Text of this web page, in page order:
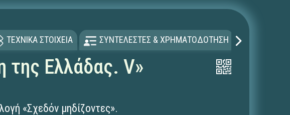
ΤΕΧΝΙΚΑ ΣΤΟΙΧΕΙΑ ΣΥΝΤΕΛΕΣΤΕΣ & ΧΡΗΜΑΤΟΔΟΤΗΣΗ
της Ελλάδας. V»
«Σχεδόν μηδίζοντες».